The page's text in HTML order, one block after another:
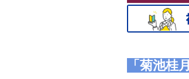
「菊池